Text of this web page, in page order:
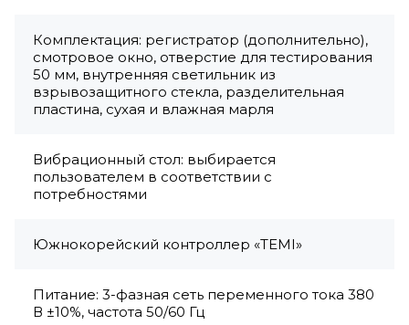
Комплектация: регистратор (дополнительно),
смотровое окно, отверстие для тестирования
50 мм, внутренняя светильник из
взрывозащитного стекла, разделительная
пластина, сухая и влажная марля
Вибрационный стол: выбирается
пользователем в соответствии с
потребностями
Южнокорейский контроллер «TEMI»
Питание: 3-фазная сеть переменного тока 380
В ±10%, частота 50/60 Гц